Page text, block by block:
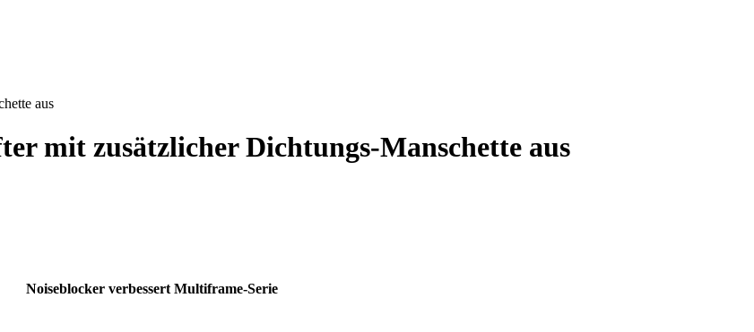
aus
mit zusätzlicher Dichtungs-Manschette aus
Noiseblocker verbessert Multiframe-Serie